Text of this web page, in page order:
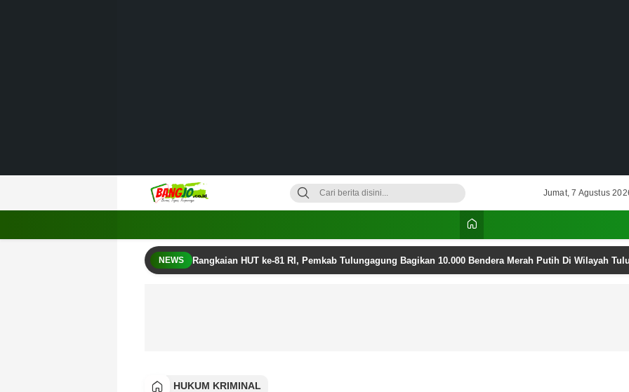
Jumat, 7 Agustus
NEWS Rangkaian HUT ke-81 RI, Pemkab Tulungagung Bagikan 10.000 Bendera Merah Putih Di Wilayah
HUKUM KRIMINAL